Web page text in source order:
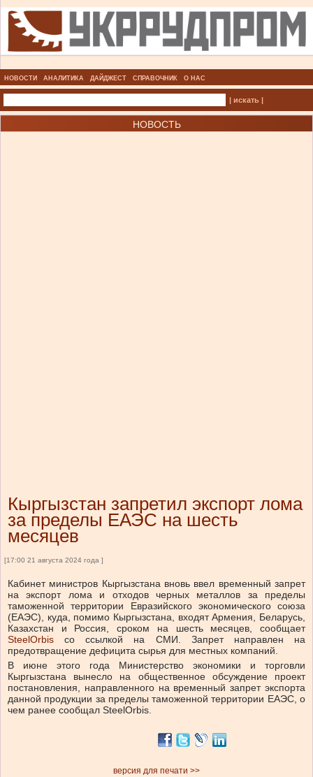
НОВОСТИ АНАЛИТИКА ДАЙДЖЕСТ СПРАВОЧНИК О НАС
| искать |
НОВОСТЬ
Кыргызстан запретил экспорт лома
за пределы ЕАЭС на шесть
месяцев
[17:00 21 августа 2024 года ]
Кабинет министров Кыргызстана вновь ввел временный запрет
на экспорт лома и отходов черных металлов за пределы
таможенной территории Евразийского экономического союза
(ЕАЭС), куда, помимо Кыргызстана, входят Армения, Беларусь,
Казахстан и Россия, сроком на шесть месяцев, сообщает
SteelOrbis со ссылкой на СМИ. Запрет направлен на
предотвращение дефицита сырья для местных компаний.
В июне этого года Министерство экономики и торговли
Кыргызстана вынесло на общественное обсуждение проект
постановления, направленного на временный запрет экспорта
данной продукции за пределы таможенной территории ЕАЭС, о
чем ранее сообщал SteelOrbis.
версия для печати >>